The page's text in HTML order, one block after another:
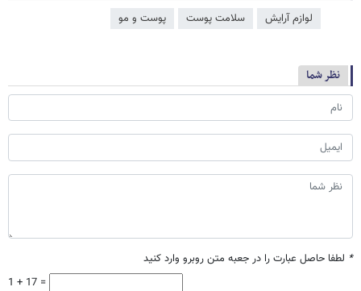
لوازم آرایش سلامت پوست پوست و مو
نظر شما
* لطفا حاصل عبارت را در جعبه متن روبرو وارد کنید
1 + 17 =